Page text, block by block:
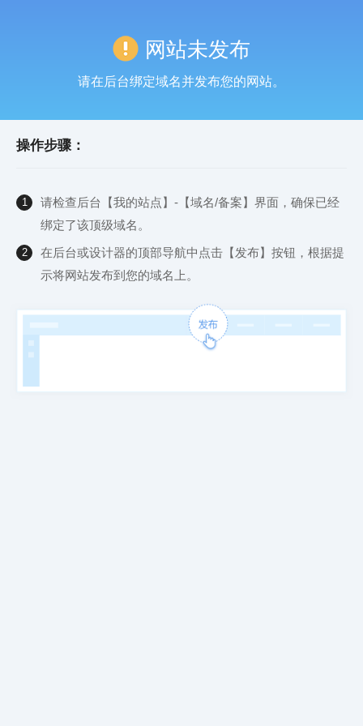
网站未发布
请在后台绑定域名并发布您的网站。
操作步骤：
1
请检查后台【我的站点】-【域名/备案】界面，确保已经
绑定了该顶级域名。
2
在后台或设计器的顶部导航中点击【发布】按钮，根据提
示将网站发布到您的域名上。